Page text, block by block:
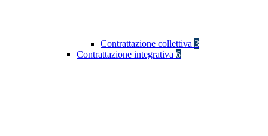
Contrattazione collettiva 3
Contrattazione integrativa 6